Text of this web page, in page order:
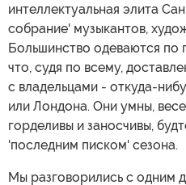
интеллектуальная элита
собрание' музыкантов,
Большинство одеваются по
что, судя по всему,
с владельцами - откуда-
или Лондона. Они умны,
горделивы и заносчивы,
'последним писком' сезона.
Мы разговорились с одним